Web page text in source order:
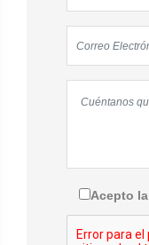
Acepto la